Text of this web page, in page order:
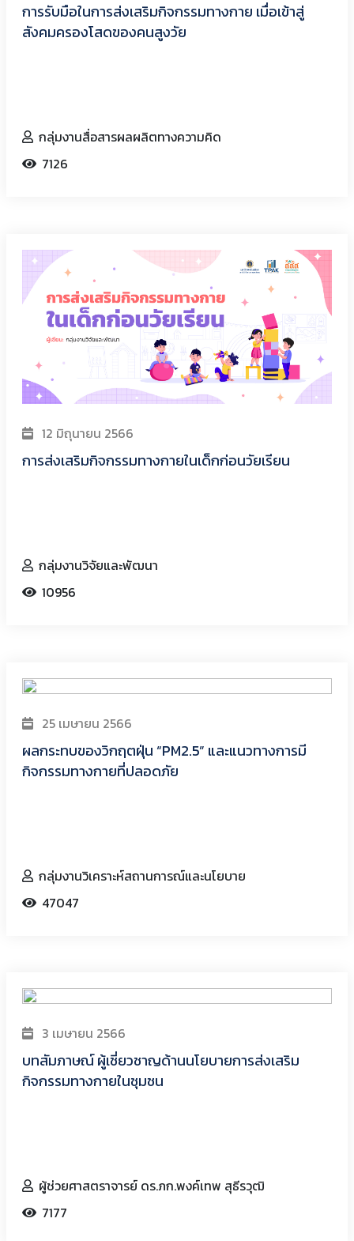
การรับมือในการส่งเสริมกิจกรรมทางกาย เมื่อเข้าสู่
สังคมครองโสดของคนสูงวัย
กลุ่มงานสื่อสารผลผลิตทางความคิด
7126
12 มิถุนายน 2566
การส่งเสริมกิจกรรมทางกายในเด็กก่อนวัยเรียน
กลุ่มงานวิจัยและพัฒนา
10956
25 เมษายน 2566
ผลกระทบของวิกฤตฝุ่น “PM2.5” และแนวทางการมี
กิจกรรมทางกายที่ปลอดภัย
กลุ่มงานวิเคราะห์สถานการณ์และนโยบาย
47047
3 เมษายน 2566
บทสัมภาษณ์ ผู้เชี่ยวชาญด้านนโยบายการส่งเสริม
กิจกรรมทางกายในชุมชน
ผู้ช่วยศาสตราจารย์ ดร.ภก.พงค์เทพ สุธีรวุฒิ
7177